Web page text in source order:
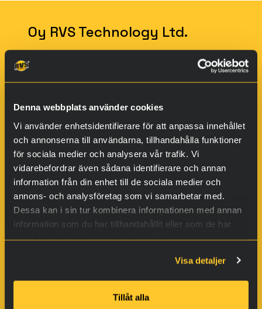
Denna webbplats använder cookies
Vi använder enhetsidentifierare för att anpassa innehållet
och annonserna till användarna, tillhandahålla funktioner
för sociala medier och analysera vår trafik. Vi
vidarebefordrar även sådana identifierare och annan
information från din enhet till de sociala medier och
annons- och analysföretag som vi samarbetar med.
Dessa kan i sin tur kombinera informationen med annan
information som du har tillhandahållit eller som de har
samlat in när du har använt deras tjänster.
Visa detaljer
Tillåt alla
Oy RVS Technology Ltd.
00880 Helsingfors
Finland
Momsnummer: FI21185745
Fordon